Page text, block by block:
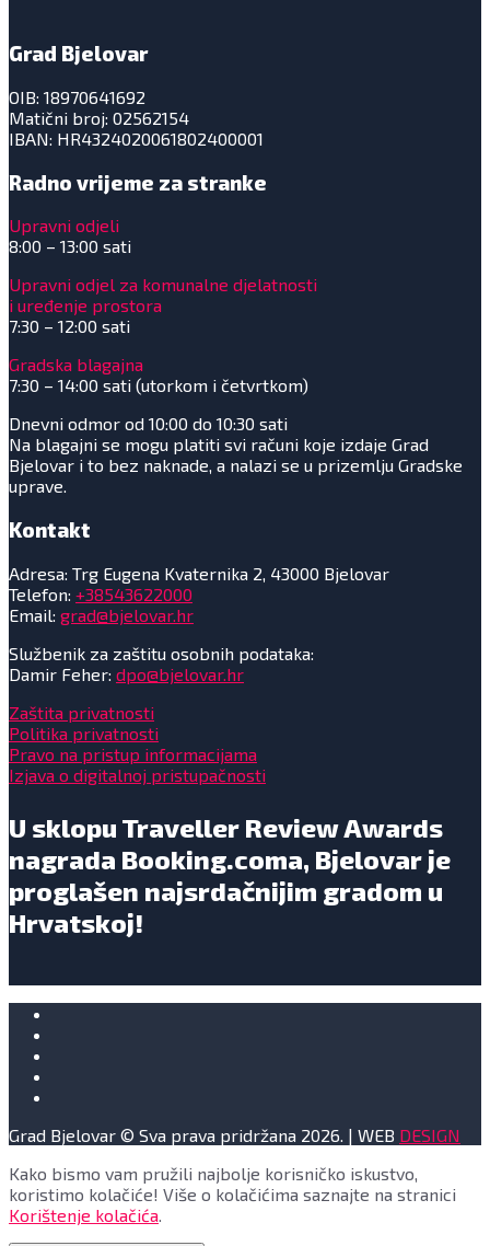
Grad Bjelovar
OIB: 18970641692
Matični broj: 02562154
IBAN: HR4324020061802400001
Radno vrijeme za stranke
Upravni odjeli
8:00 – 13:00 sati
Upravni odjel za komunalne djelatnosti
i uređenje prostora
7:30 – 12:00 sati
Gradska blagajna
7:30 – 14:00 sati (utorkom i četvrtkom)
Dnevni odmor od 10:00 do 10:30 sati
Na blagajni se mogu platiti svi računi koje izdaje Grad
Bjelovar i to bez naknade, a nalazi se u prizemlju Gradske
uprave.
Kontakt
Adresa: Trg Eugena Kvaternika 2, 43000 Bjelovar
Telefon: +38543622000
Email: grad@bjelovar.hr
Službenik za zaštitu osobnih podataka:
Damir Feher: dpo@bjelovar.hr
Zaštita privatnosti
Politika privatnosti
Pravo na pristup informacijama
Izjava o digitalnoj pristupačnosti
U sklopu Traveller Review Awards
nagrada Booking.coma, Bjelovar je
proglašen najsrdačnijim gradom u
Hrvatskoj!
Grad Bjelovar © Sva prava pridržana 2026. | WEB DESIGN
Kako bismo vam pružili najbolje korisničko iskustvo,
koristimo kolačiće! Više o kolačićima saznajte na stranici
Korištenje kolačića.